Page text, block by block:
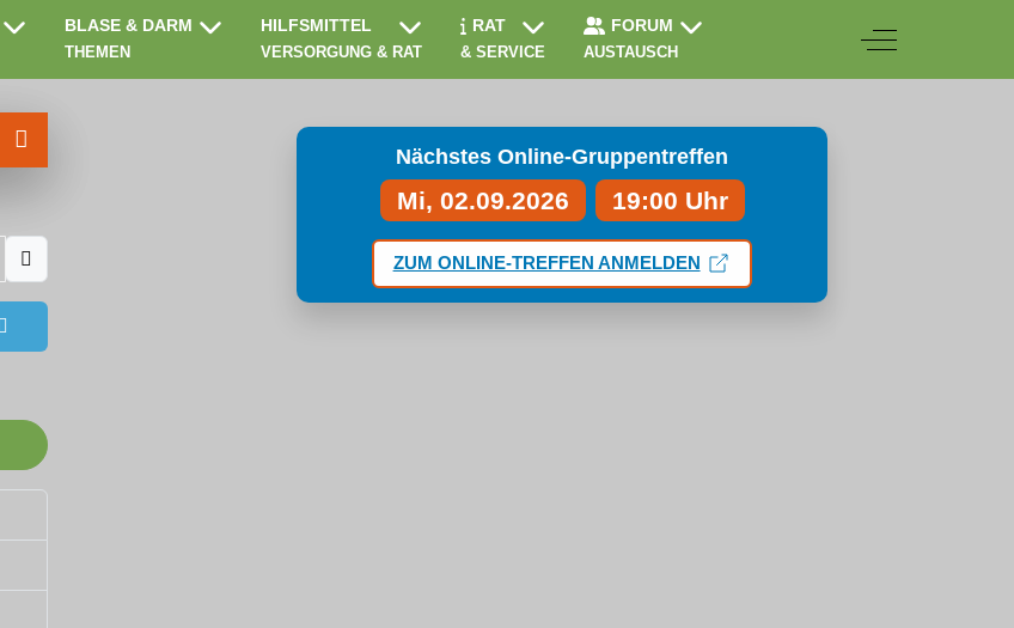
BLASE & DARM
THEMEN
HILFSMITTEL
VERSORGUNG & RAT
RAT
& SERVICE
FORUM
AUSTAUSCH
Off-Canvas
Passwort anzeigen
Nächstes Online-Gruppentreffen
Mi, 02.09.2026 19:00 Uhr
ZUM ONLINE-TREFFEN ANMELDEN